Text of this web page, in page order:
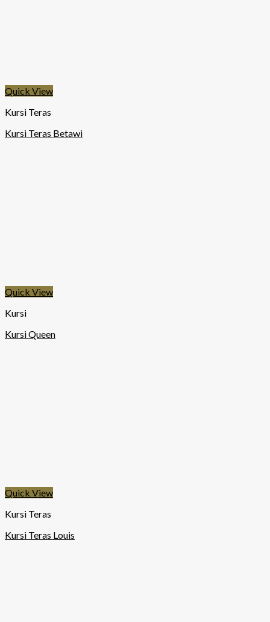
Quick View
Kursi Teras
Kursi Teras Betawi
Quick View
Kursi
Kursi Queen
Quick View
Kursi Teras
Kursi Teras Louis